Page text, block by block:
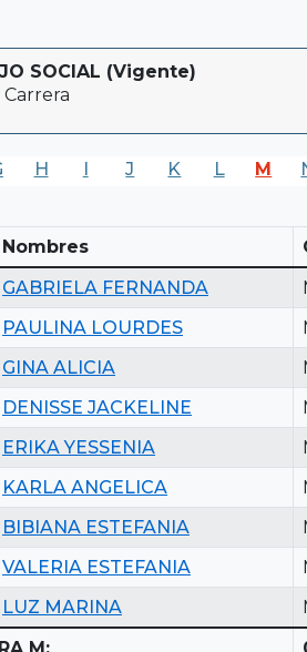
SOCIAL (Vigente)
H I J K L M
Nombres
GABRIELA FERNANDA
PAULINA LOURDES
GINA ALICIA
DENISSE JACKELINE
ERIKA YESSENIA
KARLA ANGELICA
BIBIANA ESTEFANIA
VALERIA ESTEFANIA
LUZ MARINA
M: